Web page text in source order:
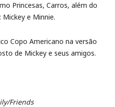
Princesas, Carros, além do
e Minnie.
Copo Americano na versão
de Mickey e seus amigos.
Friends